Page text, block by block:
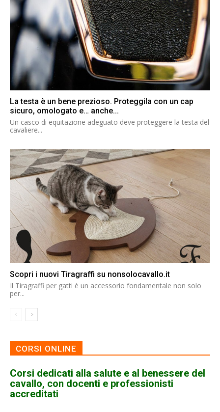
La testa è un bene prezioso. Proteggila con un cap
sicuro, omologato e… anche...
Un casco di equitazione adeguato deve proteggere la testa del
cavaliere...
Scopri i nuovi Tiragraffi su nonsolocavallo.it
Il Tiragraffi per gatti è un accessorio fondamentale non solo
per...
CORSI ONLINE
Corsi dedicati alla salute e al benessere del
cavallo, con docenti e professionisti
accreditati